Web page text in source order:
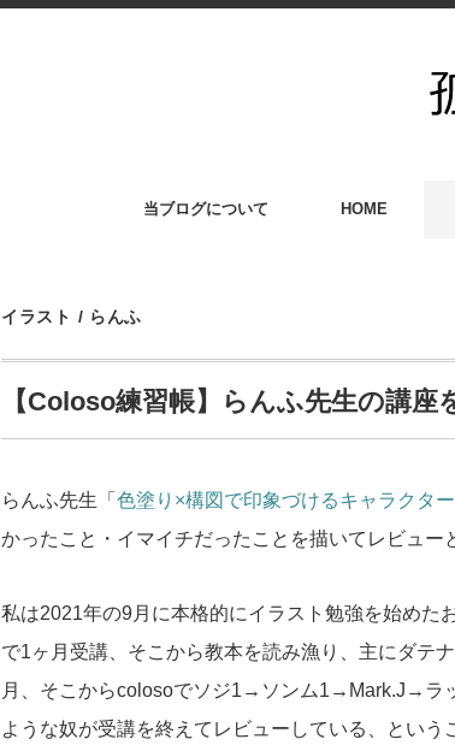
当ブログについて HOME
イラスト / らんふ
【Coloso練習帳】らんふ先生の講座
らんふ先生「 色塗り×構図で印象づけるキャラクタ
かったこと・イマイチだったことを描いてレビュー
私は2021年の9月に本格的にイラスト勉強を始めた
で1ヶ月受講、そこから教本を読み漁り、主にダテ
月、そこからcolosoでソジ1→ソンム1→Mark.J→ラ
ような奴が受講を終えてレビューしている、という